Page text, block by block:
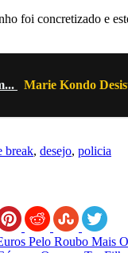
foi concretizado e
Marie Kondo
break, desejo, policia
Pelo Roubo Mais